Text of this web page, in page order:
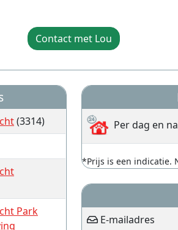
Contact met Lou
(3314)
Park
Per dag en
*Prijs is een indicatie.
E-mailadres